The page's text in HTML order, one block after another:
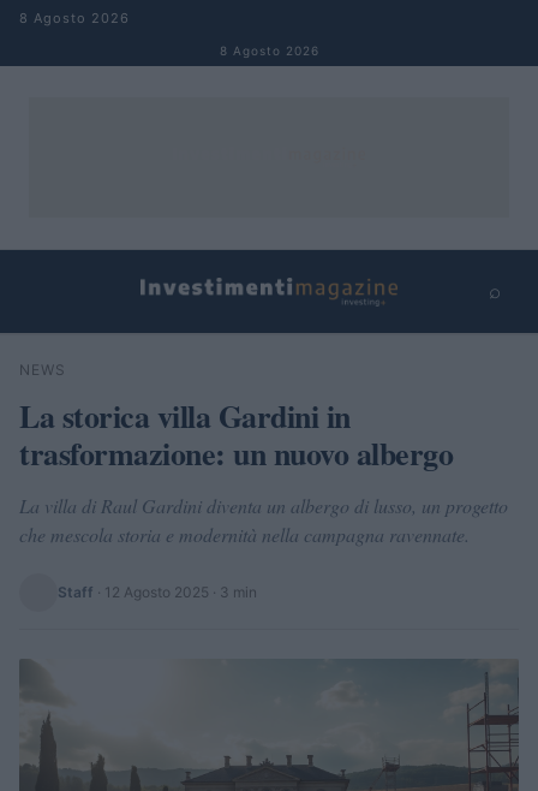
Salta al contenuto
8 Agosto 2026
8 Agosto 2026
⌕
Cerca
NEWS
La storica villa Gardini in
trasformazione: un nuovo albergo
La villa di Raul Gardini diventa un albergo di lusso, un progetto
che mescola storia e modernità nella campagna ravennate.
Staff · 12 Agosto 2025 · 3 min